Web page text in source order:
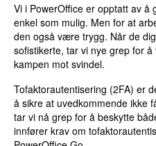
Vi i PowerOffice er opptatt av å
enkel som mulig. Men for at
den også være trygg. Når de
sofistikerte, tar vi nye grep for
kampen mot svindel.
Tofaktorautentisering (2FA) er
å sikre at uvedkommende ikke
tar vi nå grep for å beskytte
innfører krav om